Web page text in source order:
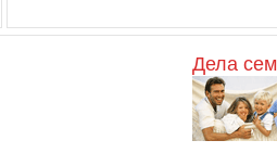
Дела